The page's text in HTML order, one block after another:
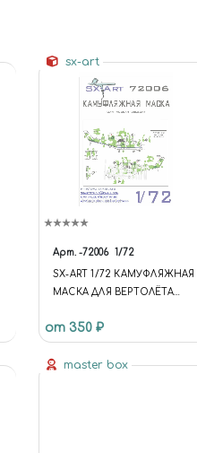
sx-art
Арт. -72006 1/72
SX-ART 1/72 КАМУФЛЯЖНАЯ
МАСКА ДЛЯ ВЕРТОЛЁТА
от 350 ₽
master box